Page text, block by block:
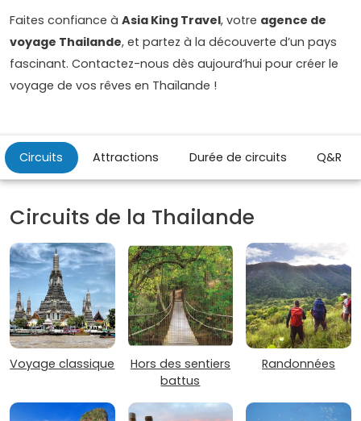
Faites confiance à Asia King Travel, votre agence de
voyage Thailande, et partez à la découverte d’un pays
fascinant. Contactez-nous dès aujourd’hui pour créer le
voyage de vos rêves en Thaïlande !
Circuits Attractions Durée de circuits Q&R
Circuits de la Thailande
Voyage classique
Hors des sentiers
battus
Randonnées